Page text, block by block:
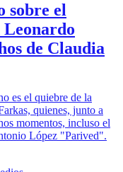
sobre el
Leonardo
de Claudia
es el quiebre de la
quienes, junto a
momentos, incluso el
López "Parived".